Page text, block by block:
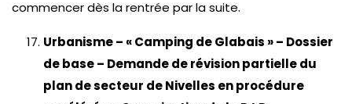
commencer dès la rentrée par la suite.
Urbanisme – « Camping de Glabais » – Dossier
de base – Demande de révision partielle du
plan de secteur de Nivelles en procédure